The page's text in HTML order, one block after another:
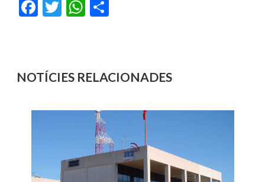
Facebook
Twitter WhatsApp
NOTÍCIES RELACIONADES